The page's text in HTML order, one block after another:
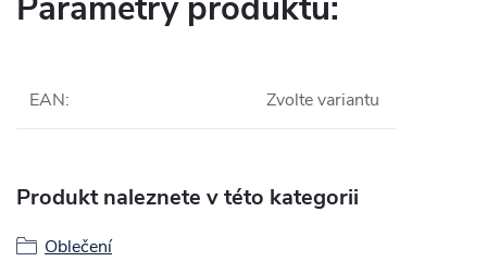
EAN: Zvolte variantu
Produkt naleznete v této kategorii
Oblečení